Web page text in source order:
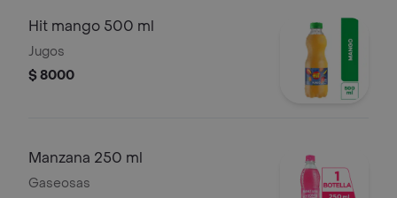
Hit mango 500 ml
Jugos
$ 8000
Manzana 250 ml
Gaseosas